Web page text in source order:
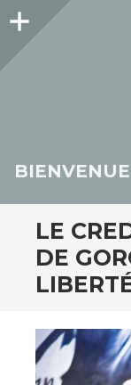
Colonne
LE
DE